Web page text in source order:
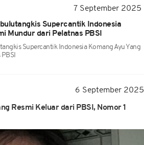
7 September 2025
Supercantik Indonesia
Mundur dari Pelatnas PBSI
Supercantik Indonesia Komang Ayu Yang
6 September 2025
Resmi Keluar dari PBSI, Nomor 1